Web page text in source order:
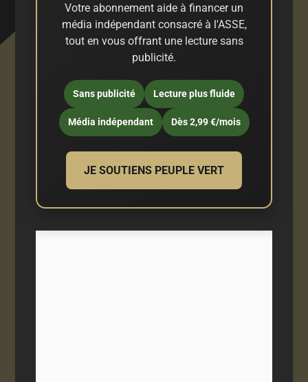
Votre abonnement aide à financer un
média indépendant consacré à l'ASSE,
tout en vous offrant une lecture sans
publicité.
Sans publicité Lecture plus fluide
Média indépendant Dès 2,99 €/mois
JE SOUTIENS PEUPLE VERT